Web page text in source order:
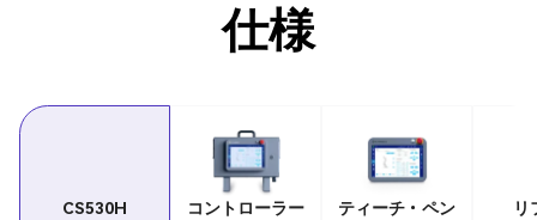
仕様
CS530H コントローラー
ティーチ・ペン
リ